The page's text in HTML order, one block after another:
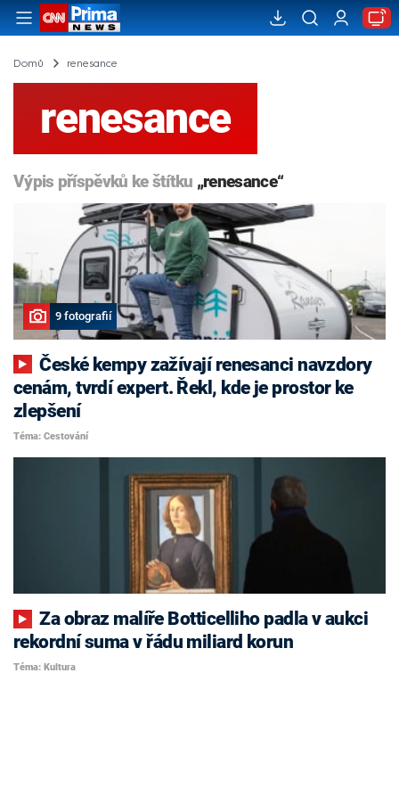
Domů renesance
renesance
Výpis příspěvků ke štítku „renesance“
9 fotografií
České kempy zažívají renesanci navzdory
cenám, tvrdí expert. Řekl, kde je prostor ke
zlepšení
Téma: Cestování
Za obraz malíře Botticelliho padla v aukci
rekordní suma v řádu miliard korun
Téma: Kultura